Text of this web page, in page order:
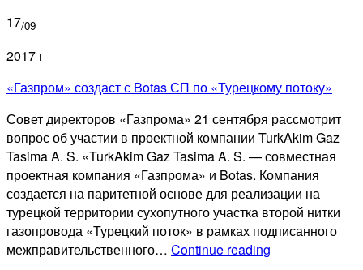
17/09
2017 г
«Газпром» создаст с Botas СП по «Турецкому потоку»
Совет директоров «Газпрома» 21 сентября рассмотрит
вопрос об участии в проектной компании TurkAkim Gaz
Tasima A. S. «TurkAkim Gaz Tasima A. S. — совместная
проектная компания «Газпрома» и Botas. Компания
создается на паритетной основе для реализации на
турецкой территории сухопутного участка второй нитки
газопровода «Турецкий поток» в рамках подписанного
межправительственного… Continue reading